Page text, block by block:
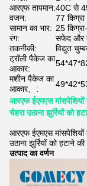
आरएफ तापमान:40C से
वजन:
77 किग्रा
सामान का भार: 25
रंग:
सफेद और
तकनीकी:
विद्युत
ट्रॉली पैकेज का
आकार:
मशीन पैकेज का
आकार、:
आरएफ ईएमएस मांसपेशियों
चेहरा उठाना झुर्रियों को
आरएफ ईएमएस मांसपेशियों
उठाना झुर्रियों को हटाने
उत्पाद का वर्णन